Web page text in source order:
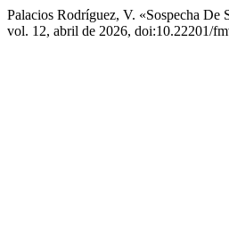
Palacios Rodríguez, V. «Sospecha
vol. 12, abril de 2026, doi:10.22201/